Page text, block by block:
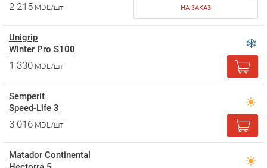
2 215 MDL/шт НА ЗАКАЗ
Unigrip
Winter Pro S100
1 330 MDL/шт
Semperit
Speed-Life 3
3 016 MDL/шт
Matador Continental